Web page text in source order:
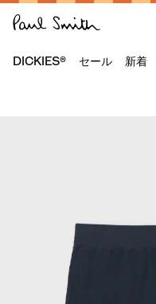
DICKIES® セール 新着